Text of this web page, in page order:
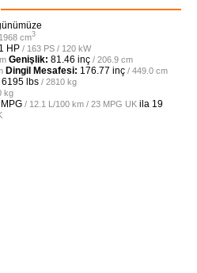
cm3
HP / 163 PS / 120 kW
Genişlik: 81.46 inç / 206.9 cm
Dingil Mesafesi: 176.77 inç / 449.0 cm
6195 lbs / 2810 kg
kg
/ 12.1 L/100 km / 23 MPG UK ila 19